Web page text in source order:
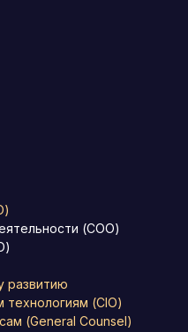
(COO)
развитию
(CIO)
(General Counsel)